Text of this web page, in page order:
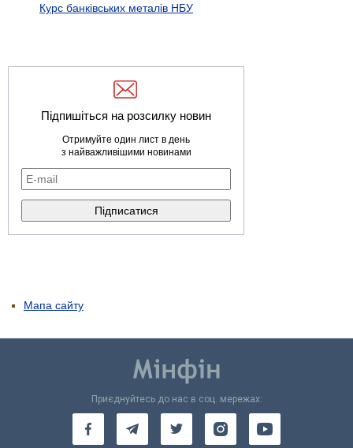
Курс банківських металів НБУ
Підпишіться на розсилку новин
Отримуйте один лист в день
з найважливішими новинами
Мапа сайту
Приєднуйтесь до нас в соц. мережах: